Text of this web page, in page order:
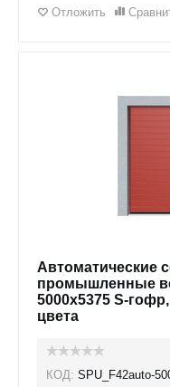
Отложить
Автоматические
промышленные
5000х5375 S-
цвета
КОД: SPU_F42auto-